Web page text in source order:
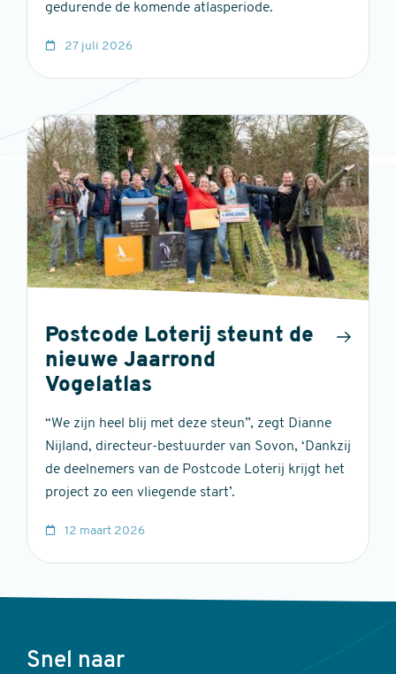
gedurende de komende atlasperiode.
27 juli 2026
Postcode Loterij steunt de
nieuwe Jaarrond
Vogelatlas
“We zijn heel blij met deze steun”, zegt Dianne
Nijland, directeur-bestuurder van Sovon, ‘Dankzij
de deelnemers van de Postcode Loterij krijgt het
project zo een vliegende start’.
12 maart 2026
Voet
Snel naar